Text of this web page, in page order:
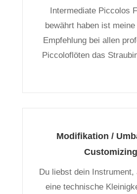
Intermediate Piccolos
bewährt haben ist
Empfehlung bei allen
Piccoloflöten das
Modifikation /
Customizing
Du liebst dein Instrument,
eine technische